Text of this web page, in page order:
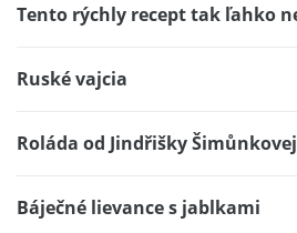
Tento rýchly recept tak ľahko
Ruské vajcia
Roláda od Jindřišky Šimůnkovej
Báječné lievance s jablkami